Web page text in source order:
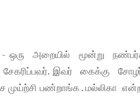
அறையில் மூன்று
இவர் கைக்கு
முய்ற்சி பண்றாங்க . மல்லிகா